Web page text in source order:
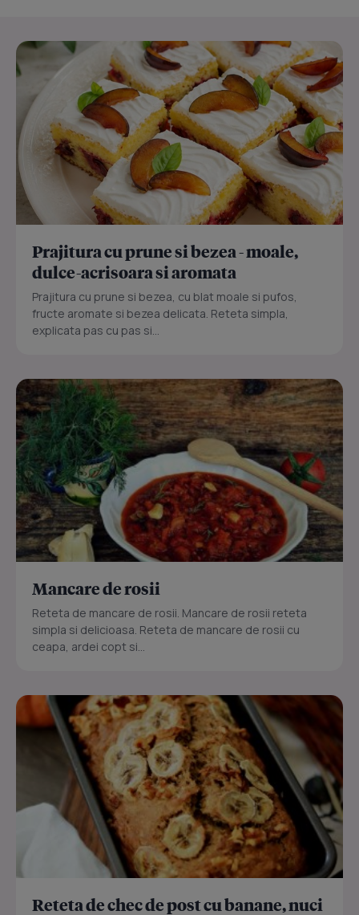
Prajitura cu prune si bezea - moale,
dulce-acrisoara si aromata
Prajitura cu prune si bezea, cu blat moale si pufos,
fructe aromate si bezea delicata. Reteta simpla,
explicata pas cu pas si...
Mancare de rosii
Reteta de mancare de rosii. Mancare de rosii reteta
simpla si delicioasa. Reteta de mancare de rosii cu
ceapa, ardei copt si...
Reteta de chec de post cu banane, nuci